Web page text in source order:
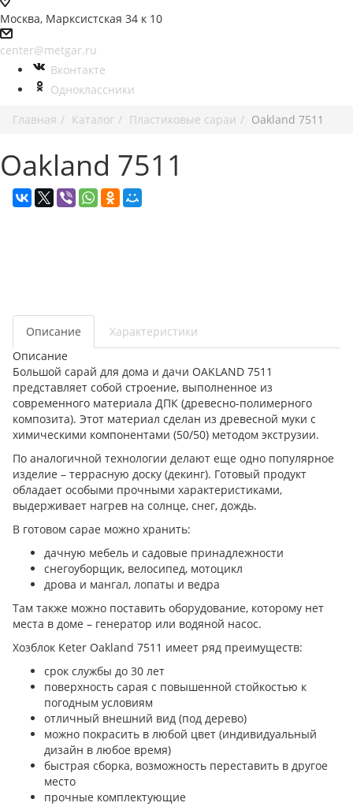
Москва, Марксистская 34 к 10
center@metgar.ru
Вконтакте
Одноклассники
Главная
Каталог Пластиковые сараи Oakland 7511
Oakland 7511
Описание
Характеристики
Описание
Большой сарай для дома и дачи OAKLAND 7511
представляет собой строение, выполненное из
современного материала ДПК (древесно-полимерного
композита). Этот материал сделан из древесной муки с
химическими компонентами (50/50) методом экструзии.
По аналогичной технологии делают еще одно популярное
изделие – террасную доску (декинг). Готовый продукт
обладает особыми прочными характеристиками,
выдерживает нагрев на солнце, снег, дождь.
В готовом сарае можно хранить:
дачную мебель и садовые принадлежности
снегоуборщик, велосипед, мотоцикл
дрова и мангал, лопаты и ведра
Там также можно поставить оборудование, которому нет
места в доме – генератор или водяной насос.
Хозблок Keter Oakland 7511 имеет ряд преимуществ:
срок службы до 30 лет
поверхность сарая с повышенной стойкостью к
погодным условиям
отличный внешний вид (под дерево)
можно покрасить в любой цвет (индивидуальный
дизайн в любое время)
быстрая сборка, возможность переставить в другое
место
прочные комплектующие